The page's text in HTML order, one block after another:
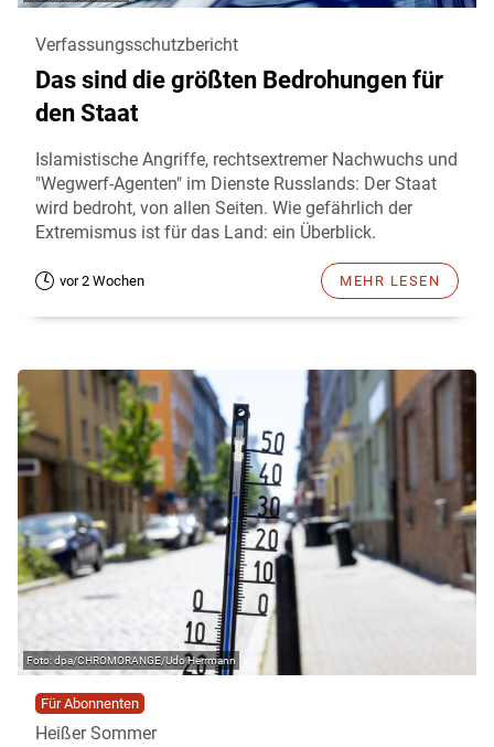
Verfassungsschutzbericht
Das sind die größten Bedrohungen für
den Staat
Islamistische Angriffe, rechtsextremer Nachwuchs und
"Wegwerf-Agenten" im Dienste Russlands: Der Staat
wird bedroht, von allen Seiten. Wie gefährlich der
Extremismus ist für das Land: ein Überblick.
vor 2 Wochen MEHR LESEN
dpa/CHROMORANGE/Udo Herrmann
Für Abonnenten
Heißer Sommer